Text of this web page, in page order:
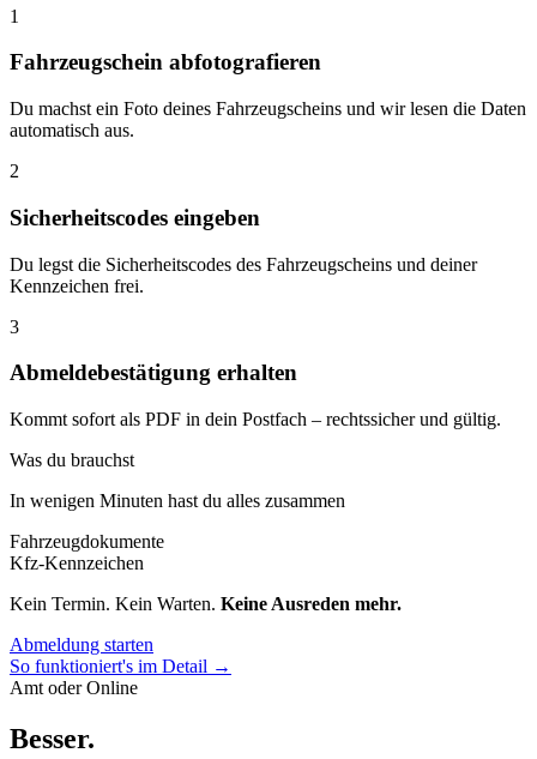
1
Fahrzeugschein abfotografieren
Du machst ein Foto deines Fahrzeugscheins und wir lesen die Daten
automatisch aus.
2
Sicherheitscodes eingeben
Du legst die Sicherheitscodes des Fahrzeugscheins und deiner
Kennzeichen frei.
3
Abmeldebestätigung erhalten
Kommt sofort als PDF in dein Postfach – rechtssicher und gültig.
Was du brauchst
In wenigen Minuten hast du alles zusammen
Fahrzeugdokumente
Kfz-Kennzeichen
Kein Termin. Kein Warten. Keine Ausreden mehr.
Abmeldung starten
So funktioniert's im Detail →
Amt oder Online
Besser.